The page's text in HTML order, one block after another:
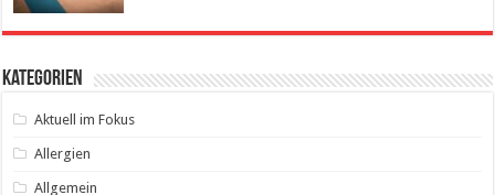
Kategorien
Aktuell im Fokus
Allergien
Allgemein